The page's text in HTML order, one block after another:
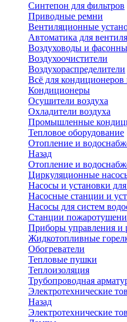
Синтепон для фильтров
Приводные ремни
Вентиляционные
Автоматика для
Воздуховоды и
Воздухоочистители
Воздухораспределители
Всё для кондиционеров
Кондиционеры
Осушители воздуха
Охладители воздуха
Промышленные
Тепловое оборудование
Отопление и
Назад
Отопление и
Циркуляционные
Насосы и установки
Насосные станции и
Насосы для систем
Станции
Приборы управления и
Жидкотопливные
Обогреватели
Тепловые пушки
Теплоизоляция
Трубопроводная
Электротехнические
Назад
Электротехнические